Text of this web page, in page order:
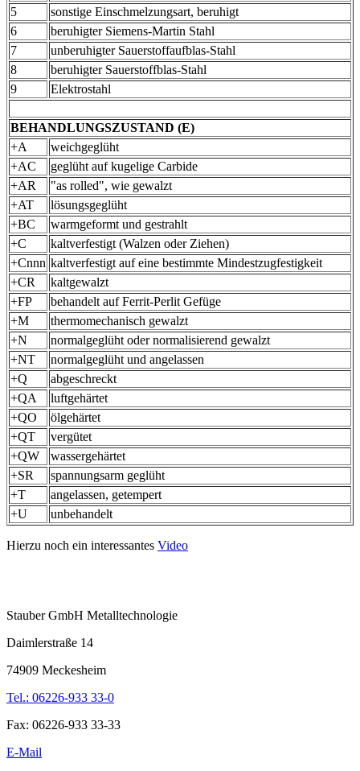
5
sonstige Einschmelzungsart, beruhigt
6
beruhigter Siemens-Martin Stahl
7
unberuhigter Sauerstoffaufblas-Stahl
8
beruhigter Sauerstoffblas-Stahl
9
Elektrostahl
BEHANDLUNGSZUSTAND (E)
+A
weichgeglüht
+AC
geglüht auf kugelige Carbide
+AR
"as rolled", wie gewalzt
+AT
lösungsgeglüht
+BC
warmgeformt und gestrahlt
+C
kaltverfestigt (Walzen oder Ziehen)
+Cnnn kaltverfestigt auf eine bestimmte Mindestzugfestigkeit
+CR
kaltgewalzt
+FP
behandelt auf Ferrit-Perlit Gefüge
+M
thermomechanisch gewalzt
+N
normalgeglüht oder normalisierend gewalzt
+NT
normalgeglüht und angelassen
+Q
abgeschreckt
+QA
luftgehärtet
+QO
ölgehärtet
+QT
vergütet
+QW
wassergehärtet
+SR
spannungsarm geglüht
+T
angelassen, getempert
+U
unbehandelt
Hierzu noch ein interessantes Video
Stauber GmbH Metalltechnologie
Daimlerstraße 14
74909 Meckesheim
Tel.: 06226-933 33-0
Fax: 06226-933 33-33
E-Mail